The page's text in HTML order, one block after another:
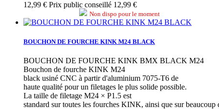
12,99 € Prix public conseillé 12,99 €
Non dispo pour le moment
BOUCHON DE FOURCHE KINK M24 BLACK
BOUCHON DE FOURCHE KINK BMX BLACK M24
Bouchon de fourche KINK M24
black usiné CNC à partir d'aluminium 7075-T6 de
haute qualité pour un filetages le plus solide possible.
La taille de filetage M24 × P1.5 est
standard sur toutes les fourches KINK, ainsi que sur beaucoup